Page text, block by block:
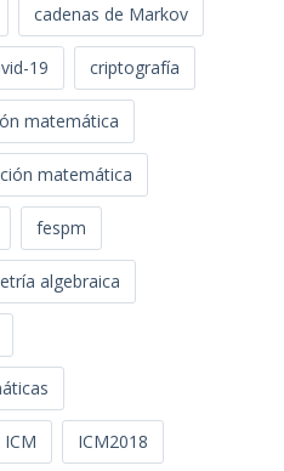
cadenas de Markov
19 criptografía
matemática
matemática
fespm
algebraica
ICM ICM2018